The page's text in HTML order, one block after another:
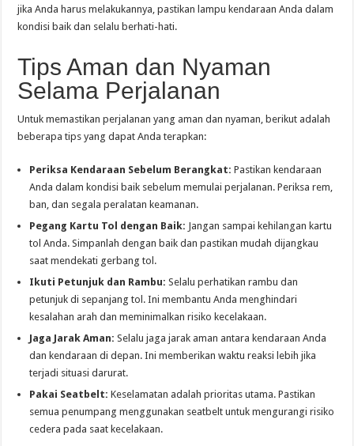
jika Anda harus melakukannya, pastikan lampu kendaraan Anda dalam
kondisi baik dan selalu berhati-hati.
Tips Aman dan Nyaman
Selama Perjalanan
Untuk memastikan perjalanan yang aman dan nyaman, berikut adalah
beberapa tips yang dapat Anda terapkan:
Periksa Kendaraan Sebelum Berangkat: Pastikan kendaraan
Anda dalam kondisi baik sebelum memulai perjalanan. Periksa rem,
ban, dan segala peralatan keamanan.
Pegang Kartu Tol dengan Baik: Jangan sampai kehilangan kartu
tol Anda. Simpanlah dengan baik dan pastikan mudah dijangkau
saat mendekati gerbang tol.
Ikuti Petunjuk dan Rambu: Selalu perhatikan rambu dan
petunjuk di sepanjang tol. Ini membantu Anda menghindari
kesalahan arah dan meminimalkan risiko kecelakaan.
Jaga Jarak Aman: Selalu jaga jarak aman antara kendaraan Anda
dan kendaraan di depan. Ini memberikan waktu reaksi lebih jika
terjadi situasi darurat.
Pakai Seatbelt: Keselamatan adalah prioritas utama. Pastikan
semua penumpang menggunakan seatbelt untuk mengurangi risiko
cedera pada saat kecelakaan.